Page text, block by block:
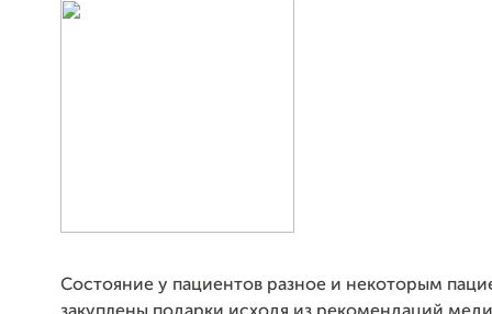
Состояние у пациентов разное и некоторым